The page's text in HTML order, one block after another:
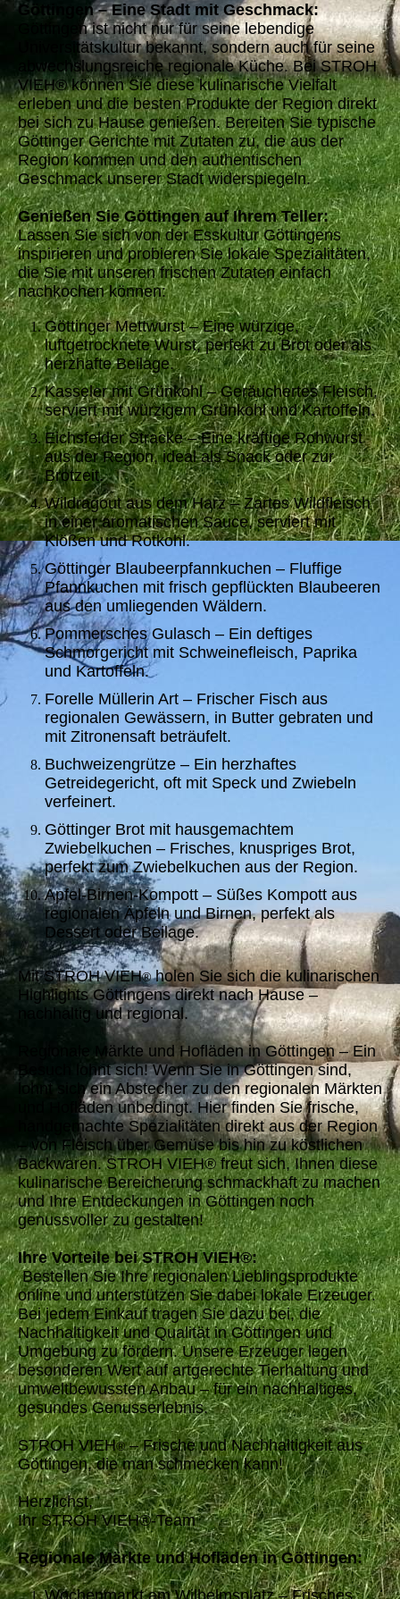
Göttingen – Eine Stadt mit Geschmack:
Göttingen ist nicht nur für seine lebendige
Universitätskultur bekannt, sondern auch für seine
abwechslungsreiche regionale Küche. Bei STROH
VIEH® können Sie diese kulinarische Vielfalt
erleben und die besten Produkte der Region direkt
bei sich zu Hause genießen. Bereiten Sie typische
Göttinger Gerichte mit Zutaten zu, die aus der
Region kommen und den authentischen
Geschmack unserer Stadt widerspiegeln.
Genießen Sie Göttingen auf Ihrem Teller:
Lassen Sie sich von der Esskultur Göttingens
inspirieren und probieren Sie lokale Spezialitäten,
die Sie mit unseren frischen Zutaten einfach
nachkochen können:
Göttinger Mettwurst – Eine würzige,
luftgetrocknete Wurst, perfekt zu Brot oder als
herzhafte Beilage.
Kasseler mit Grünkohl – Geräuchertes Fleisch,
serviert mit würzigem Grünkohl und Kartoffeln.
Eichsfelder Stracke – Eine kräftige Rohwurst
aus der Region, ideal als Snack oder zur
Brotzeit.
Wildragout aus dem Harz – Zartes Wildfleisch
in einer aromatischen Sauce, serviert mit
Klößen und Rotkohl.
Göttinger Blaubeerpfannkuchen – Fluffige
Pfannkuchen mit frisch gepflückten Blaubeeren
aus den umliegenden Wäldern.
Pommersches Gulasch – Ein deftiges
Schmorgericht mit Schweinefleisch, Paprika
und Kartoffeln.
Forelle Müllerin Art – Frischer Fisch aus
regionalen Gewässern, in Butter gebraten und
mit Zitronensaft beträufelt.
Buchweizengrütze – Ein herzhaftes
Getreidegericht, oft mit Speck und Zwiebeln
verfeinert.
Göttinger Brot mit hausgemachtem
Zwiebelkuchen – Frisches, knuspriges Brot,
perfekt zum Zwiebelkuchen aus der Region.
Apfel-Birnen-Kompott – Süßes Kompott aus
regionalen Äpfeln und Birnen, perfekt als
Dessert oder Beilage.
Mit STROH VIEH®holen Sie sich die kulinarischen
Highlights Göttingens direkt nach Hause –
nachhaltig und regional.
Regionale Märkte und Hofläden in Göttingen – Ein
Besuch lohnt sich! Wenn Sie in Göttingen sind,
lohnt sich ein Abstecher zu den regionalen Märkten
und Hofläden unbedingt. Hier finden Sie frische,
handgemachte Spezialitäten direkt aus der Region
– von Fleisch über Gemüse bis hin zu köstlichen
Backwaren. STROH VIEH® freut sich, Ihnen diese
kulinarische Bereicherung schmackhaft zu machen
und Ihre Entdeckungen in Göttingen noch
genussvoller zu gestalten!
Ihre Vorteile bei STROH VIEH®:
Bestellen Sie Ihre regionalen Lieblingsprodukte
online und unterstützen Sie dabei lokale Erzeuger.
Bei jedem Einkauf tragen Sie dazu bei, die
Nachhaltigkeit und Qualität in Göttingen und
Umgebung zu fördern. Unsere Erzeuger legen
besonderen Wert auf artgerechte Tierhaltung und
umweltbewussten Anbau – für ein nachhaltiges,
gesundes Genusserlebnis.
STROH VIEH®– Frische und Nachhaltigkeit aus
Göttingen, die man schmecken kann!
Herzlichst,
Ihr STROH VIEH®-Team
Regionale Märkte und Hofläden in Göttingen:
Wochenmarkt am Wilhelmsplatz – Frisches